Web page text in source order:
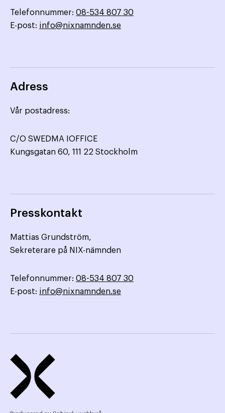
Telefonnummer: 08-534 807 30
E-post: info@nixnamnden.se
Adress
Vår postadress:
C/O SWEDMA IOFFICE
Kungsgatan 60, 111 22 Stockholm
Presskontakt
Mattias Grundström,
Sekreterare på NIX-nämnden
Telefonnummer: 08-534 807 30
E-post: info@nixnamnden.se